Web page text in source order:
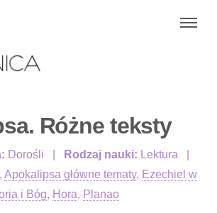
Różne teksty
Dorośli Rodzaj nauki: Lektura
, Apokalipsa główne tematy, Ezechiel w
i Bóg, Hora, Planao